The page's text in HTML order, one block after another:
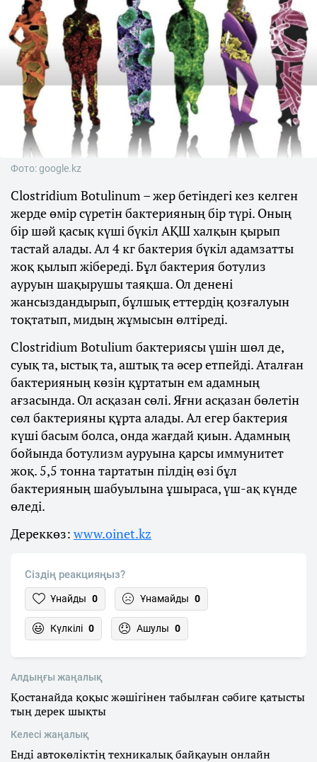
Фото: google.kz
Clostridium Botulinum – жер бетіндегі кез келген
жерде өмір сүретін бактерияның бір түрі. Оның
бір шәй қасық күші бүкіл АҚШ халқын қырып
тастай алады. Ал 4 кг бактерия бүкіл адамзатты
жоқ қылып жібереді. Бұл бактерия ботулиз
ауруын шақырушы таяқша. Ол денені
жансыздандырып, бұлшық еттердің қозғалуын
тоқтатып, мидың жұмысын өлтіреді.
Clostridium Botulium бактериясы үшін шөл де,
суық та, ыстық та, аштық та әсер етпейді. Аталған
бактерияның көзін құртатын ем адамның
ағзасында. Ол асқазан сөлі. Яғни асқазан бөлетін
сөл бактерияны құрта алады. Ал егер бактерия
күші басым болса, онда жағдай қиын. Адамның
бойында ботулизм ауруына қарсы иммунитет
жоқ. 5,5 тонна тартатын пілдің өзі бұл
бактерияның шабуылына ұшыраса, үш-ақ күнде
өледі.
Дереккөз: www.oinet.kz
Сіздің реакцияңыз?
Ұнайды 0 Ұнамайды 0
Күлкілі 0 Ашулы 0
Алдыңғы жаңалық
Қостанайда қоқыс жәшігінен табылған сәбиге қатысты
тың дерек шықты
Келесі жаңалық
Енді автокөліктің техникалық байқауын онлайн